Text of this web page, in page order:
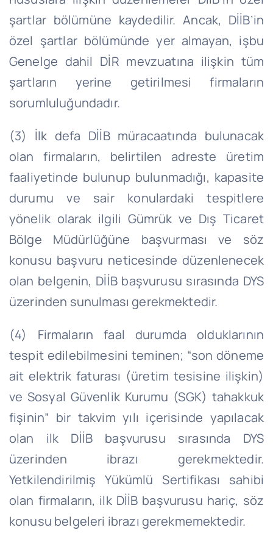
şartlar bölümüne kaydedilir. Ancak, DİİB’in
özel şartlar bölümünde yer almayan, işbu
Genelge dahil DİR mevzuatına ilişkin tüm
şartların yerine getirilmesi firmaların
sorumluluğundadır.
(3) İlk defa DİİB müracaatında bulunacak
olan firmaların, belirtilen adreste üretim
faaliyetinde bulunup bulunmadığı, kapasite
durumu ve sair konulardaki tespitlere
yönelik olarak ilgili Gümrük ve Dış Ticaret
Bölge Müdürlüğüne başvurması ve söz
konusu başvuru neticesinde düzenlenecek
olan belgenin, DİİB başvurusu sırasında DYS
üzerinden sunulması gerekmektedir.
(4) Firmaların faal durumda olduklarının
tespit edilebilmesini teminen; “son döneme
ait elektrik faturası (üretim tesisine ilişkin)
ve Sosyal Güvenlik Kurumu (SGK) tahakkuk
fişinin” bir takvim yılı içerisinde yapılacak
olan ilk DİİB başvurusu sırasında DYS
üzerinden ibrazı gerekmektedir.
Yetkilendirilmiş Yükümlü Sertifikası sahibi
olan firmaların, ilk DİİB başvurusu hariç, söz
konusu belgeleri ibrazı gerekmemektedir.